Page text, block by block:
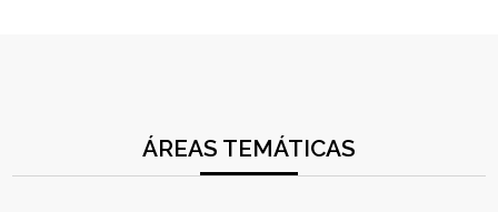
ÁREAS TEMÁTICAS